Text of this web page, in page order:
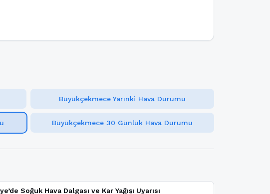
Büyükçekmece Yarınki Hava Durumu
Büyükçekmece 30 Günlük Hava Durumu
Soğuk Hava Dalgası ve Kar Yağışı Uyarısı